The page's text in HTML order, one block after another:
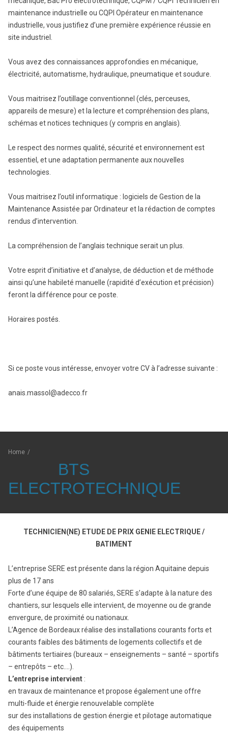
maintenance industrielle ou CQPI Opérateur en maintenance
industrielle, vous justifiez d’une première expérience réussie en
site industriel.
Vous avez des connaissances approfondies en mécanique,
électricité, automatisme, hydraulique, pneumatique et soudure.
Vous maitrisez l’outillage conventionnel (clés, perceuses,
appareils de mesure) et la lecture et compréhension des plans,
schémas et notices techniques (y compris en anglais).
Le respect des normes qualité, sécurité et environnement est
essentiel, et une adaptation permanente aux nouvelles
technologies.
Vous maitrisez l’outil informatique : logiciels de Gestion de la
Maintenance Assistée par Ordinateur et la rédaction de comptes
rendus d’intervention.
La compréhension de l’anglais technique serait un plus.
Votre esprit d’initiative et d’analyse, de déduction et de méthode
ainsi qu’une habileté manuelle (rapidité d’exécution et précision)
feront la différence pour ce poste.
Horaires postés.
Si ce poste vous intéresse, envoyer votre CV à l’adresse suivante :
anais.massol@adecco.fr
Home /
BTS
ELECTROTECHNIQUE
TECHNICIEN(NE) ETUDE DE PRIX GENIE ELECTRIQUE /
BATIMENT
L’entreprise SERE est présente dans la région Aquitaine depuis
plus de 17 ans
Forte d’une équipe de 80 salariés, SERE s’adapte à la nature des
chantiers, sur lesquels elle intervient, de moyenne ou de grande
envergure, de proximité ou nationaux.
L’Agence de Bordeaux réalise des installations courants forts et
courants faibles des bâtiments de logements collectifs et de
bâtiments tertiaires (bureaux – enseignements – santé – sportifs
– entrepôts – etc….).
L’entreprise intervient :
en travaux de maintenance et propose également une offre
multi-fluide et énergie renouvelable complète
sur des installations de gestion énergie et pilotage automatique
des équipements